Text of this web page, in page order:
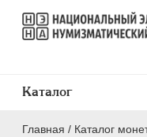
Главная / Каталог
Каталог